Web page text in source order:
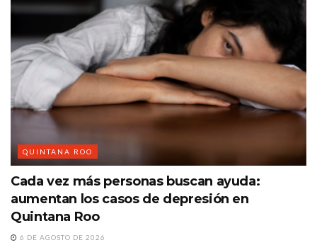
QUINTANA ROO
Cada vez más personas buscan ayuda:
aumentan los casos de depresión en
Quintana Roo
6 DE AGOSTO DE 2026